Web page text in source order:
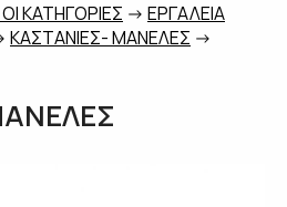
ΚΑΤΗΓΟΡΙΕΣ -> ΕΡΓΑΛΕΙΑ
ΚΑΣΤΑΝΙΕΣ- ΜΑΝΕΛΕΣ ->